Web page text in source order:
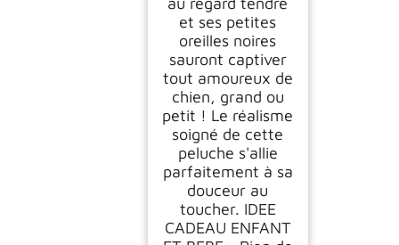
et ses petites
oreilles noires
sauront captiver
tout amoureux de
chien, grand ou
petit ! Le réalisme
soigné de cette
peluche s'allie
parfaitement à sa
douceur au
toucher. IDEE
CADEAU ENFANT